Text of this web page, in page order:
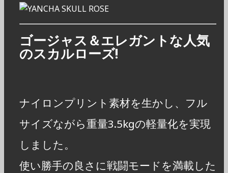
ゴージャス＆エレガントな人気
のスカルローズ!
ナイロンプリント素材を生かし、フル
サイズながら重量3.5kgの軽量化を実現
しました。
使い勝手の良さに戦闘モードを満載した